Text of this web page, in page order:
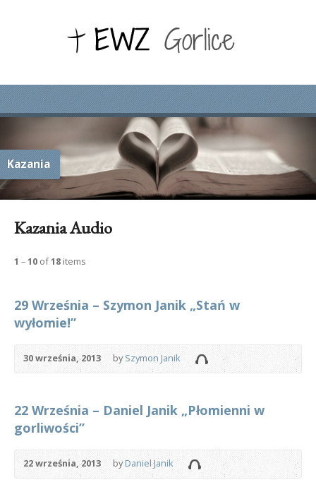
Kazania
Kazania Audio
1 –10 of18 items
29 Września – Szymon Janik „Stań w
wyłomie!”
30 września, 2013 bySzymon Janik
22 Września – Daniel Janik „Płomienni w
gorliwości”
22 września, 2013 byDaniel Janik